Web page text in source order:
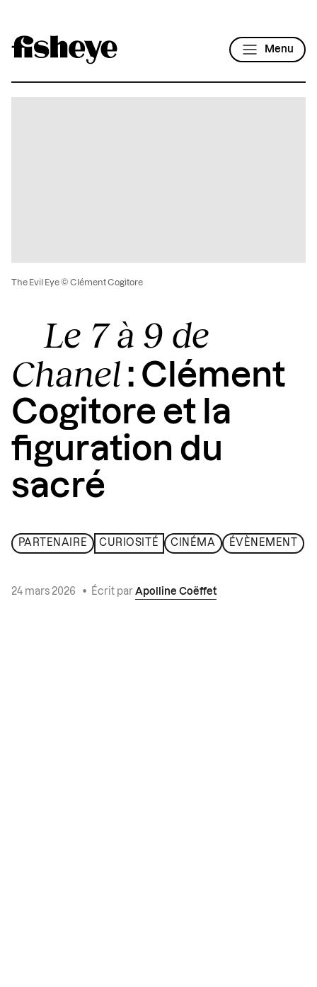
Menu
Le 7 à 9 de
Chanel : Clément
Cogitore et la
figuration du
sacré
PARTENAIRE CURIOSITÉ CINÉMA ÉVÈNEMENT
24 mars 2026 • Écrit par Apolline Coëffet
The Evil Eye © Clément Cogitore